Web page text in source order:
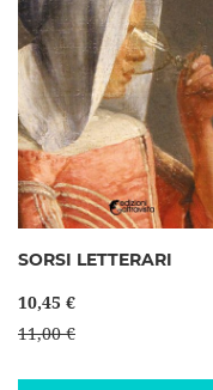
SORSI LETTERARI
10,45 €
11,00 €